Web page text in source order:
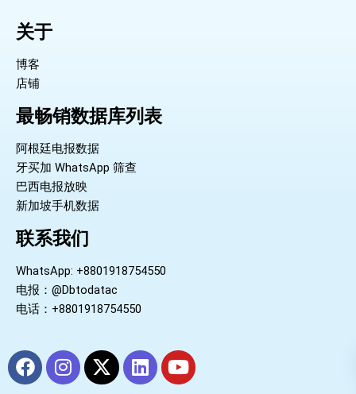
关于
博客
店铺
最畅销数据库列表
阿根廷电报数据
牙买加 WhatsApp 筛查
巴西电报放映
新加坡手机数据
联系我们
WhatsApp: +8801918754550
电报：@Dbtodatac
电话：+8801918754550
F
a
I
n
X
-
L
i
Y
o